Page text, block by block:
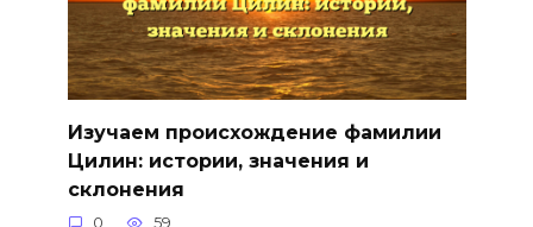
Изучаем происхождение фамилии
Цилин: истории, значения и
склонения
0 59